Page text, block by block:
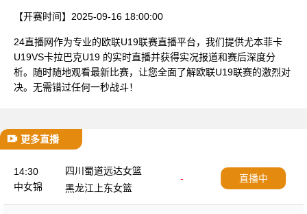
【开赛时间】 2025-09-16 18:00:00
24直播网作为专业的欧联U19联赛直播平台，我们提供尤本菲卡
U19VS卡拉巴克U19 的实时直播并获得实况报道和赛后深度分
析。随时随地观看最新比赛，让您全面了解欧联U19联赛的激烈对
决。无需错过任何一秒战斗！
更多直播
14:30
中女锦
四川蜀道远达女篮
-
黑龙江上东女篮
直播中